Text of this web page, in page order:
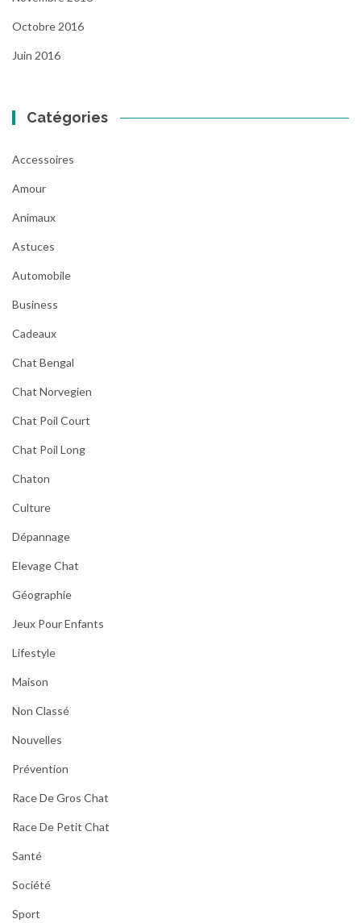
Octobre 2016
Juin 2016
Catégories
Accessoires
Amour
Animaux
Astuces
Automobile
Business
Cadeaux
Chat Bengal
Chat Norvegien
Chat Poil Court
Chat Poil Long
Chaton
Culture
Dépannage
Elevage Chat
Géographie
Jeux Pour Enfants
Lifestyle
Maison
Non Classé
Nouvelles
Prévention
Race De Gros Chat
Race De Petit Chat
Santé
Société
Sport